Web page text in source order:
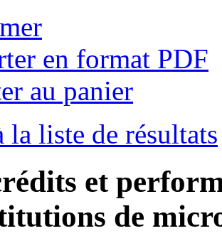
en format PDF
au panier
la liste de résultats
et
de